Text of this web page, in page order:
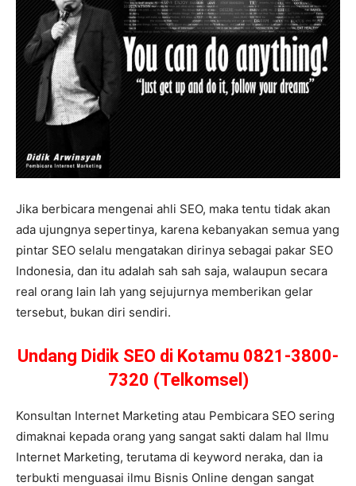
Jika berbicara mengenai ahli SEO, maka tentu tidak akan
ada ujungnya sepertinya, karena kebanyakan semua yang
pintar SEO selalu mengatakan dirinya sebagai pakar SEO
Indonesia, dan itu adalah sah sah saja, walaupun secara
real orang lain lah yang sejujurnya memberikan gelar
tersebut, bukan diri sendiri.
Undang Didik SEO di Kotamu 0821-3800-
7320 (Telkomsel)
Konsultan Internet Marketing atau Pembicara SEO sering
dimaknai kepada orang yang sangat sakti dalam hal Ilmu
Internet Marketing, terutama di keyword neraka, dan ia
terbukti menguasai ilmu Bisnis Online dengan sangat